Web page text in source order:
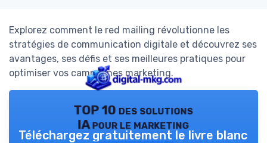
Explorez comment le red mailing révolutionne les
stratégies de communication digitale et découvrez ses
avantages, ses défis et ses meilleures pratiques pour
optimiser vos campagnes marketing.
TOP 10 des solutions
IA pour le marketing
Téléchargez gratuitement le livre blanc